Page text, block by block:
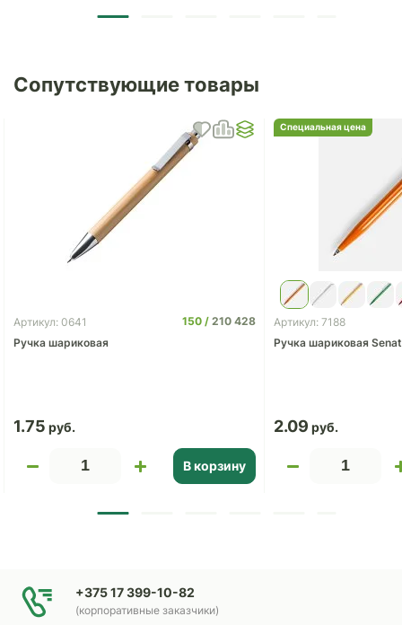
Сопутствующие товары
Артикул: 0641 150
210 428
Ручка шариковая
1.75
В корзину
Специальная цена
Артикул: 7188
Ручка шариковая
2.09
+375 17 399-10-82
(корпоративные заказчики)